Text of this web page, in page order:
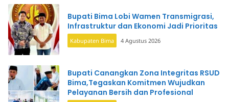
Bupati Bima Lobi Wamen Transmigrasi,
Infrastruktur dan Ekonomi Jadi Prioritas
Kabupaten Bima 4 Agustus 2026
Bupati Canangkan Zona Integritas RSUD
Bima,Tegaskan Komitmen Wujudkan
Pelayanan Bersih dan Profesional